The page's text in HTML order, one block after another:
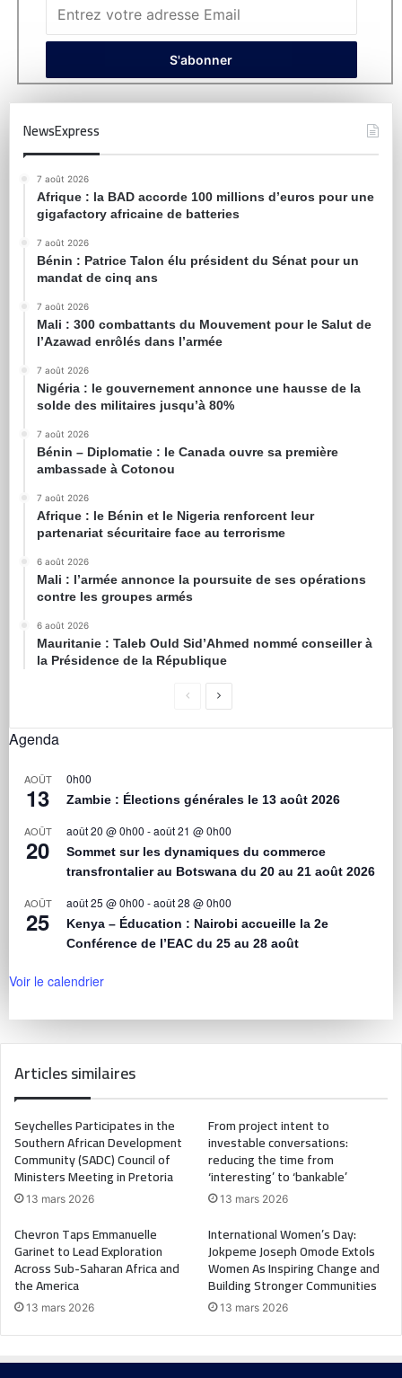
NewsExpress
7 août 2026
Afrique : la BAD accorde 100 millions d’euros pour une
gigafactory africaine de batteries
7 août 2026
Bénin : Patrice Talon élu président du Sénat pour un
mandat de cinq ans
7 août 2026
Mali : 300 combattants du Mouvement pour le Salut de
l’Azawad enrôlés dans l’armée
7 août 2026
Nigéria : le gouvernement annonce une hausse de la
solde des militaires jusqu’à 80%
7 août 2026
Bénin – Diplomatie : le Canada ouvre sa première
ambassade à Cotonou
7 août 2026
Afrique : le Bénin et le Nigeria renforcent leur
partenariat sécuritaire face au terrorisme
6 août 2026
Mali : l’armée annonce la poursuite de ses opérations
contre les groupes armés
6 août 2026
Mauritanie : Taleb Ould Sid’Ahmed nommé conseiller à
la Présidence de la République
Agenda
AOÛT
13
0h00
Zambie : Élections générales le 13 août 2026
AOÛT
20
août 20 @ 0h00 -août 21 @ 0h00
Sommet sur les dynamiques du commerce
transfrontalier au Botswana du 20 au 21 août 2026
AOÛT
25
août 25 @ 0h00 -août 28 @ 0h00
Kenya – Éducation : Nairobi accueille la 2e
Conférence de l’EAC du 25 au 28 août
Voir le calendrier
Articles similaires
Seychelles Participates in the
Southern African Development
Community (SADC) Council of
Ministers Meeting in Pretoria
13 mars 2026
From project intent to
investable conversations:
reducing the time from
‘interesting’ to ‘bankable’
13 mars 2026
Chevron Taps Emmanuelle
Garinet to Lead Exploration
Across Sub-Saharan Africa and
the America
13 mars 2026
International Women’s Day:
Jokpeme Joseph Omode Extols
Women As Inspiring Change and
Building Stronger Communities
13 mars 2026